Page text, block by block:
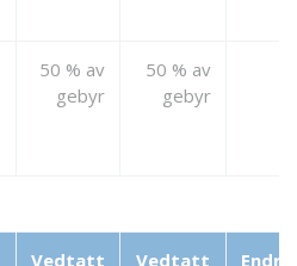
50 % av
gebyr
50 % av
gebyr
Vedtatt
Vedtatt